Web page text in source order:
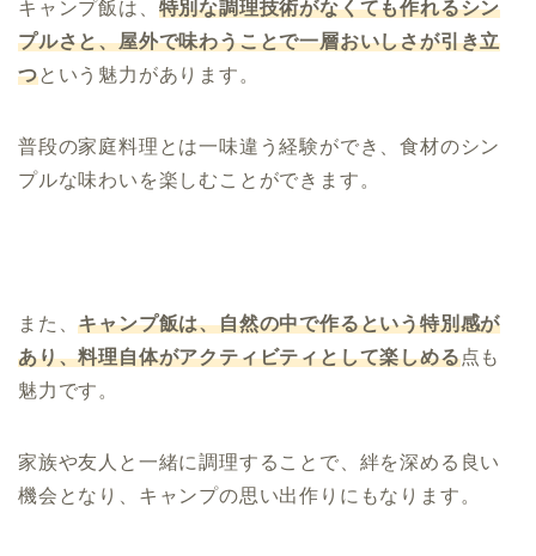
キャンプ飯は、 特別な調理技術がなくても作れるシン
プルさと、屋外で味わうことで一層おいしさが引き立
つという魅力があります。
普段の家庭料理とは一味違う経験ができ、食材のシン
プルな味わいを楽しむことができます。
また、キャンプ飯は、自然の中で作るという特別感が
あり、料理自体がアクティビティとして楽しめる点も
魅力です。
家族や友人と一緒に調理することで、絆を深める良い
機会となり、キャンプの思い出作りにもなります。